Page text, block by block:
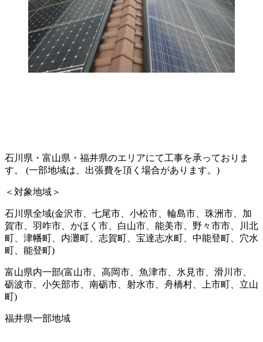
石川県・富山県・福井県のエリアにて工事を承っておりま
す。 (一部地域は、出張費を頂く場合があります。)
＜対象地域＞
石川県全域(金沢市、七尾市、小松市、輪島市、珠洲市、加
賀市、羽咋市、かほく市、白山市、能美市、野々市市、川北
町、津幡町、内灘町、志賀町、宝達志水町、中能登町、穴水
町、能登町)
富山県内一部(富山市、高岡市、魚津市、氷見市、滑川市、
砺波市、小矢部市、南砺市、射水市、舟橋村、上市町、立山
町)
福井県一部地域